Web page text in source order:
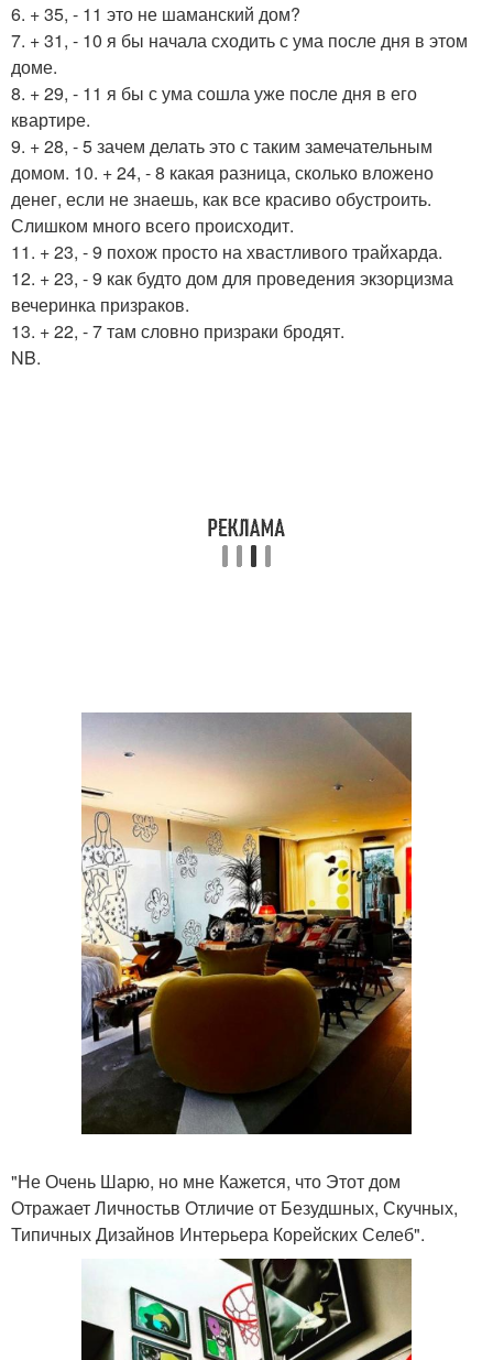
6. + 35, - 11 это не шаманский дом?
7. + 31, - 10 я бы начала сходить с ума после дня в этом
доме.
8. + 29, - 11 я бы с ума сошла уже после дня в его
квартире.
9. + 28, - 5 зачем делать это с таким замечательным
домом. 10. + 24, - 8 какая разница, сколько вложено
денег, если не знаешь, как все красиво обустроить.
Слишком много всего происходит.
11. + 23, - 9 похож просто на хвастливого трайхарда.
12. + 23, - 9 как будто дом для проведения экзорцизма
вечеринка призраков.
13. + 22, - 7 там словно призраки бродят.
NB.
"Не Очень Шарю, но мне Кажется, что Этот дом
Отражает Личностьв Отличие от Безудшных, Скучных,
Типичных Дизайнов Интерьера Корейских Селеб".